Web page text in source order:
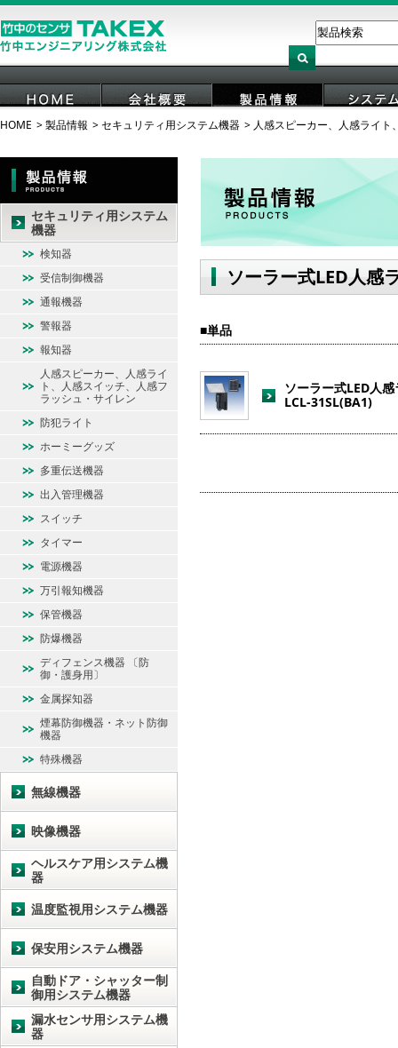
HOME 会社概要 製品情報 システ
HOME 製品情報 セキュリティ用システム機器 人感スピーカー、人感ライ
ソーラー式LED人感
単品
ソーラー式LED人
LCL-31SL(BA1)
セキュリティ用システム
機器
検知器
受信制御機器
通報機器
警報器
報知器
人感スピーカー、人感ライ
ト、人感スイッチ、人感フ
ラッシュ・サイレン
防犯ライト
ホーミーグッズ
多重伝送機器
出入管理機器
スイッチ
タイマー
電源機器
万引報知機器
保管機器
防爆機器
ディフェンス機器 〔防
御・護身用〕
金属探知器
煙幕防御機器・ネット防御
機器
特殊機器
無線機器
映像機器
ヘルスケア用システム機
器
温度監視用システム機器
保安用システム機器
自動ドア・シャッター制
御用システム機器
漏水センサ用システム機
器